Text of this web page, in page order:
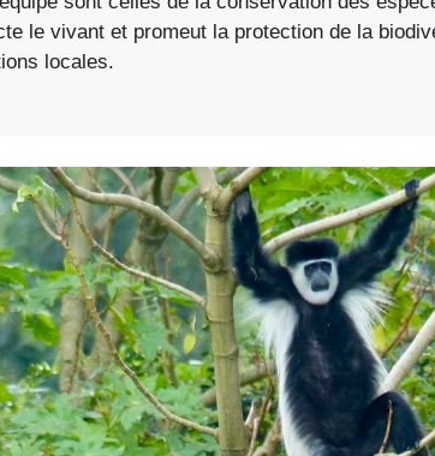
le vivant et promeut la protection de la
locales.